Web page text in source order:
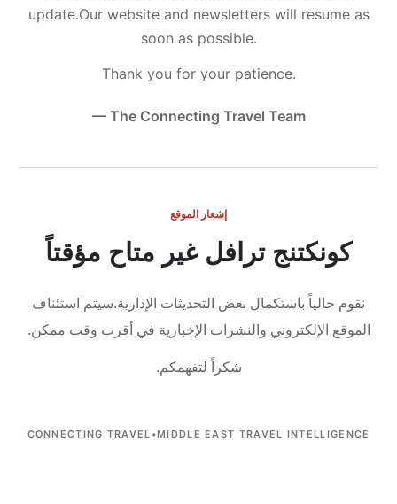
update.Our website and newsletters will resume as
soon as possible.
Thank you for your patience.
— The Connecting Travel Team
إشعار الموقع
كونكتنج ترافل غير متاح مؤقتاً
نقوم حالياً باستكمال بعض التحديثات الإدارية.سيتم استئناف
الموقع الإلكتروني والنشرات الإخبارية في أقرب وقت ممكن.
شكراً لتفهمكم.
CONNECTING TRAVEL •MIDDLE EAST TRAVEL INTELLIGENCE